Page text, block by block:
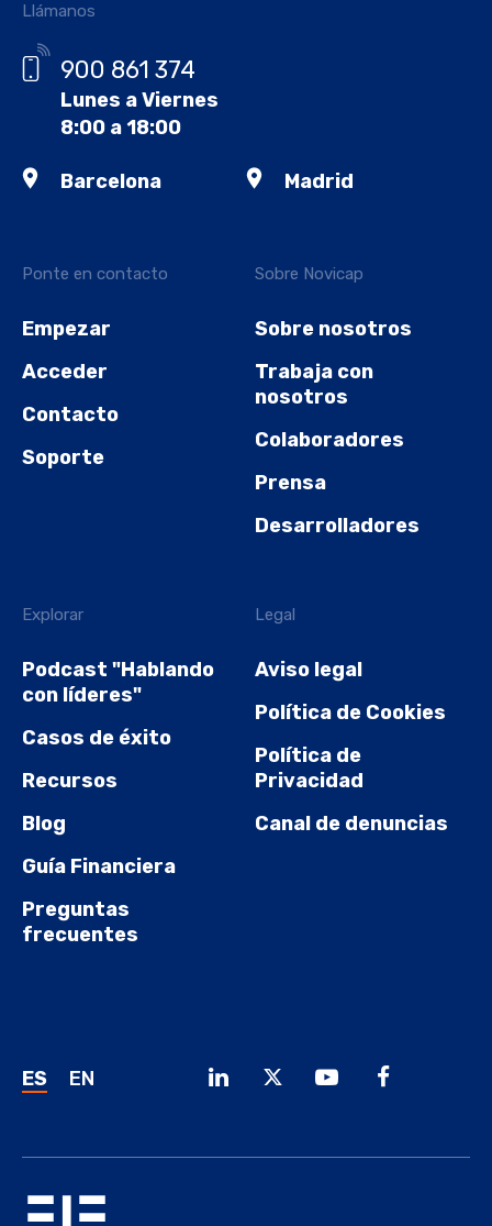
Ponte en contacto
Empezar
Acceder
Contacto
Soporte
Sobre Novicap
Sobre nosotros
Trabaja con
nosotros
Colaboradores
Prensa
Desarrolladores
Explorar
Podcast "Hablando
con líderes"
Casos de éxito
Recursos
Blog
Guía Financiera
Preguntas
frecuentes
Legal
Aviso legal
Política de Cookies
Política de
Privacidad
Canal de denuncias
Llámanos
900 861 374
Lunes a Viernes
8:00 a 18:00
Barcelona Madrid
ES EN